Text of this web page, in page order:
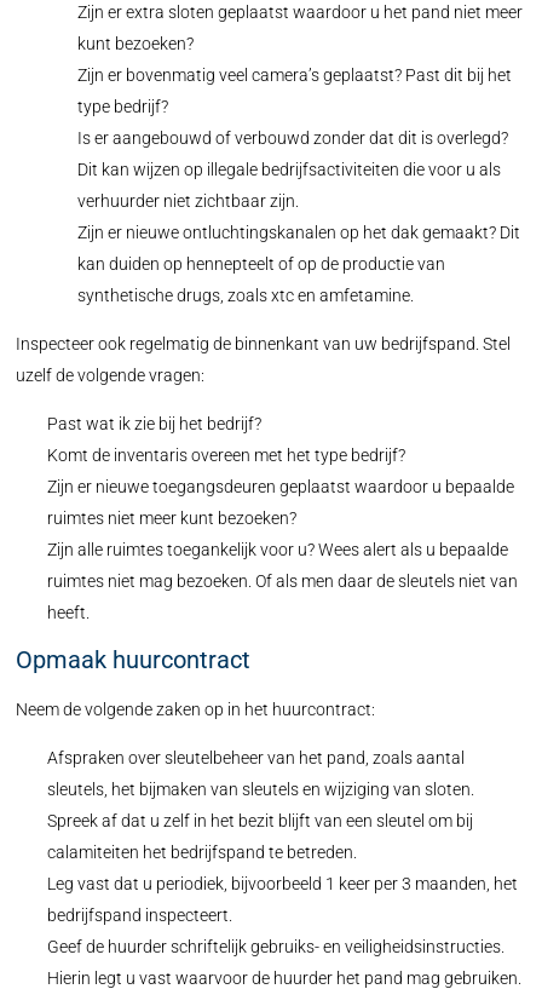
Zijn er extra sloten geplaatst waardoor u het pand niet meer
kunt bezoeken?
Zijn er bovenmatig veel camera’s geplaatst? Past dit bij het
type bedrijf?
Is er aangebouwd of verbouwd zonder dat dit is overlegd?
Dit kan wijzen op illegale bedrijfsactiviteiten die voor u als
verhuurder niet zichtbaar zijn.
Zijn er nieuwe ontluchtingskanalen op het dak gemaakt? Dit
kan duiden op hennepteelt of op de productie van
synthetische drugs, zoals xtc en amfetamine.
Inspecteer ook regelmatig de binnenkant van uw bedrijfspand. Stel
uzelf de volgende vragen:
Past wat ik zie bij het bedrijf?
Komt de inventaris overeen met het type bedrijf?
Zijn er nieuwe toegangsdeuren geplaatst waardoor u bepaalde
ruimtes niet meer kunt bezoeken?
Zijn alle ruimtes toegankelijk voor u? Wees alert als u bepaalde
ruimtes niet mag bezoeken. Of als men daar de sleutels niet van
heeft.
Opmaak huurcontract
Neem de volgende zaken op in het huurcontract:
Afspraken over sleutelbeheer van het pand, zoals aantal
sleutels, het bijmaken van sleutels en wijziging van sloten.
Spreek af dat u zelf in het bezit blijft van een sleutel om bij
calamiteiten het bedrijfspand te betreden.
Leg vast dat u periodiek, bijvoorbeeld 1 keer per 3 maanden, het
bedrijfspand inspecteert.
Geef de huurder schriftelijk gebruiks- en veiligheidsinstructies.
Hierin legt u vast waarvoor de huurder het pand mag gebruiken.